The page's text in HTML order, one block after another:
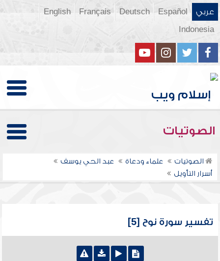
عربي Español
Deutsch
Français
English
Indonesia
الصوتيات
الصوتيات علماء ودعاة
عبد الحي يوسف
أسرار التأويل
تفسير سورة نوح [5]